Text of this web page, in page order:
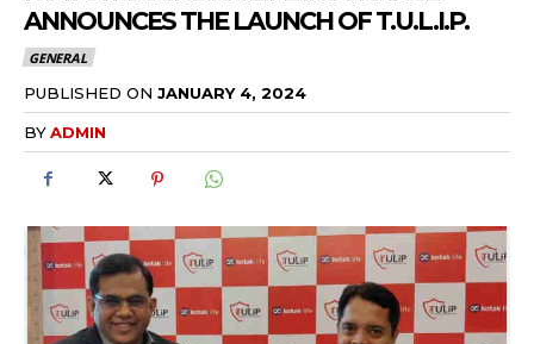
ANNOUNCES THE LAUNCH OF T.U.L.I.P.
GENERAL
PUBLISHED ON JANUARY 4, 2024
BYADMIN